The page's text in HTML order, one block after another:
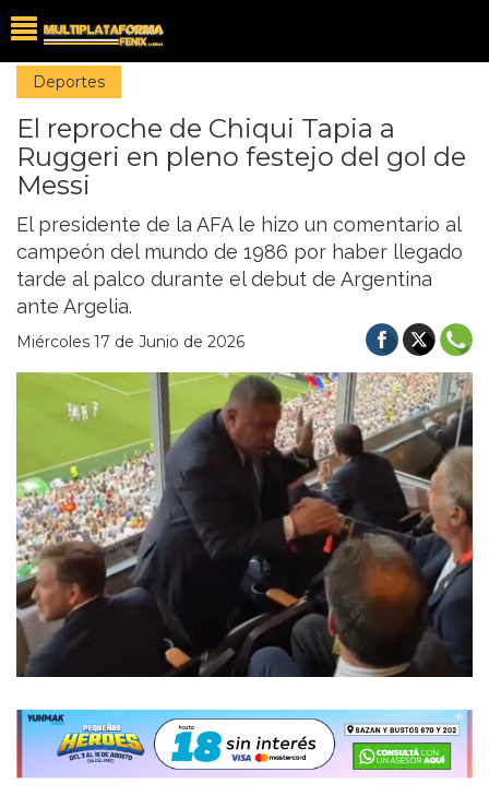
Deportes
El reproche de Chiqui Tapia a
Ruggeri en pleno festejo del gol de
Messi
El presidente de la AFA le hizo un comentario al
campeón del mundo de 1986 por haber llegado
tarde al palco durante el debut de Argentina
ante Argelia.
Miércoles 17 de Junio de 2026